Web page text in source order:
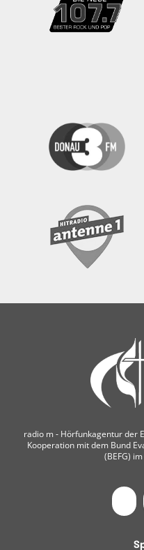
radio m ‐ Hörfunkagentur der
Kooperation mit dem Bund
(BEFG)